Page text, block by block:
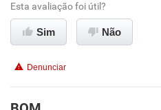
Ambiente de trabalho
Conciliação com a vida familiar
Esta avaliação foi útil?
Sim Não
Denunciar